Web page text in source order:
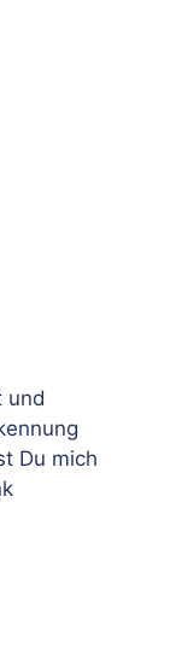
und
Du mich